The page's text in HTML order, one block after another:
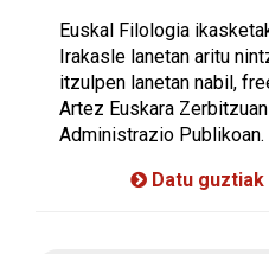
Euskal Filologia
Irakasle lanetan aritu
itzulpen lanetan nabil,
Artez Euskara
Administrazio Publikoan.
Datu